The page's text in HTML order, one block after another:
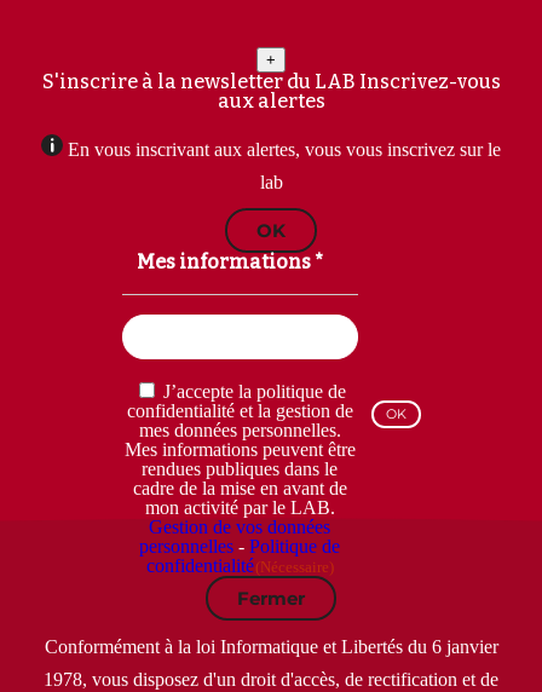
+
S'inscrire à la newsletter du LAB Inscrivez-vous
aux alertes
En vous inscrivant aux alertes, vous vous inscrivez sur le
lab
OK
Mes informations *
RGPD
(Nécessaire)
J’accepte la politique de
confidentialité et la gestion de
mes données personnelles.
Mes informations peuvent être
rendues publiques dans le
cadre de la mise en avant de
mon activité par le LAB.
Gestion de vos données
personnelles -Politique de
confidentialité(Nécessaire)
Fermer
Conformément à la loi Informatique et Libertés du 6 janvier
1978, vous disposez d'un droit d'accès, de rectification et de